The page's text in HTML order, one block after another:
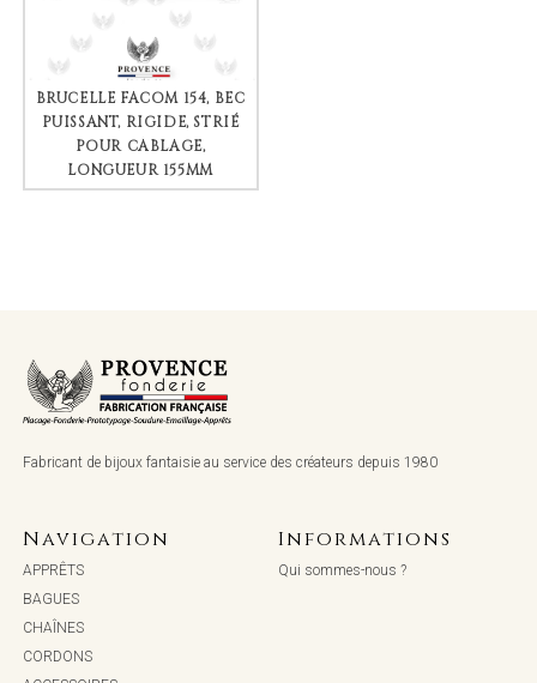
BRUCELLE FACOM 154, BEC
PUISSANT, RIGIDE, STRIÉ
POUR CÂBLAGE,
LONGUEUR 155MM
Fabricant de bijoux fantaisie au service des créateurs depuis 1980
Navigation
APPRÊTS
BAGUES
CHAÎNES
CORDONS
Informations
Qui sommes-nous ?